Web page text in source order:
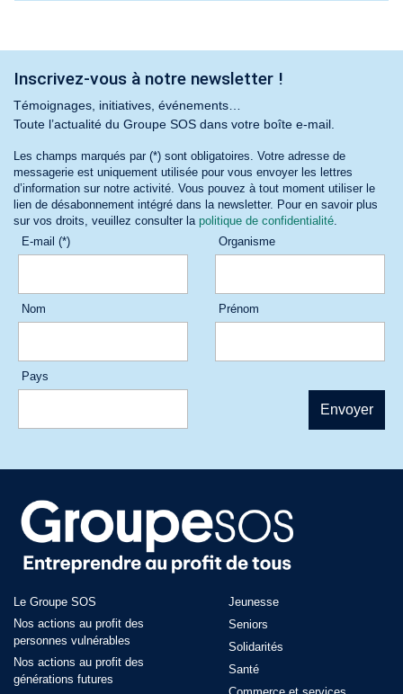
Inscrivez-vous à notre newsletter !
Témoignages, initiatives, événements…
Toute l’actualité du Groupe SOS dans votre boîte e-mail.
Les champs marqués par (*) sont obligatoires. Votre adresse de
messagerie est uniquement utilisée pour vous envoyer les lettres
d’information sur notre activité. Vous pouvez à tout moment utiliser le
lien de désabonnement intégré dans la newsletter. Pour en savoir plus
sur vos droits, veuillez consulter la politique de confidentialité.
E-mail (*)
Organisme
Nom Prénom
Pays
Le Groupe SOS
Nos actions au profit des
personnes vulnérables
Nos actions au profit des
générations futures
Jeunesse
Seniors
Solidarités
Santé